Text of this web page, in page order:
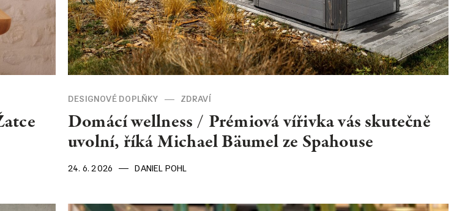
DESIGNOVÉ DOPLŇKY ZDRAVÍ
Domácí wellness / Prémiová vířivka vás skutečně
uvolní, říká Michael Bäumel ze Spahouse
24. 6. 2026 DANIEL POHL